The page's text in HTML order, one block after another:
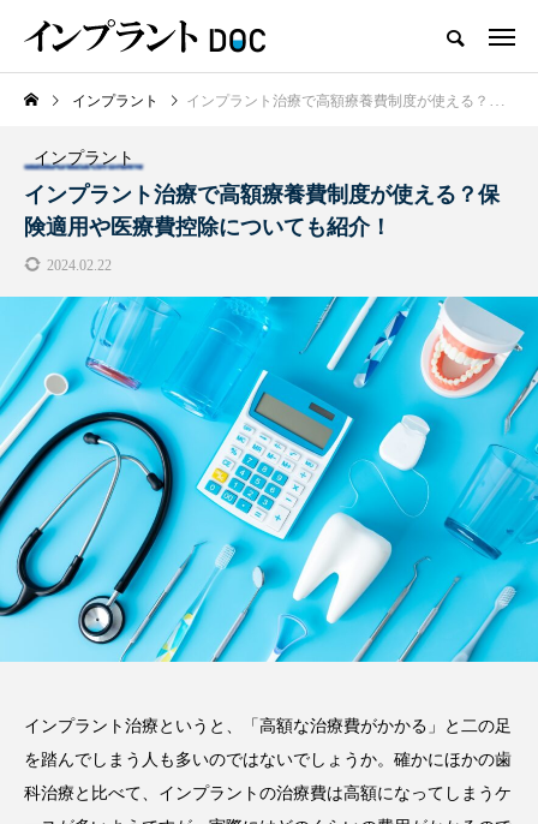
おすすめ名医紹介
横浜市おすすめの歯がボロボロの
名医3人
2025.10.21
注目のトピック
おすすめ名医一覧 コラム インプラント
インプラントオーバーデンチャー 前歯
インプラント インプラント治療で高額療養費制度が使える？保険適用や医療費控除についても紹介！
インプラント
インプラント治療で高額療養費制度が使える？保
険適用や医療費控除についても紹介！
2024.02.22
インプラント治療というと、「高額な治療費がかかる」と二の足
を踏んでしまう人も多いのではないでしょうか。確かにほかの歯
科治療と比べて、インプラントの治療費は高額になってしまうケ